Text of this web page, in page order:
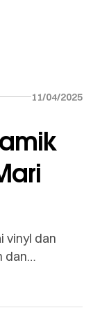
11/04/2025
vinyl dan
dan
pilihan